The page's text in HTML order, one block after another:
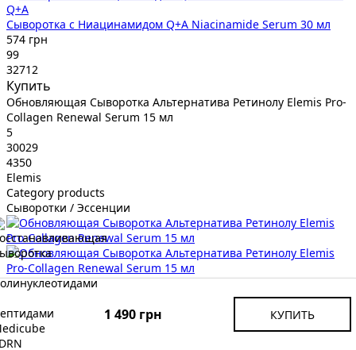
1 490 грн КУПИТЬ
Q+A
Сыворотка с Ниацинамидом Q+A Niacinamide Serum 30 мл
574 грн
99
32712
Купить
Обновляющая Сыворотка Альтернатива Ретинолу Elemis Pro-
Collagen Renewal Serum 15 мл
5
30029
4350
Elemis
Category products
Сыворотки / Эссенции
Elemis
Обновляющая Сыворотка Альтернатива Ретинолу Elemis Pro-
Collagen Renewal Serum 15 мл
4 350 грн
99